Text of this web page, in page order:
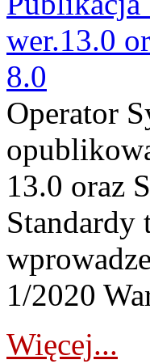
wer.13.0
8.0
Operator
13.0 oraz
Standardy
1/2020
Więcej...